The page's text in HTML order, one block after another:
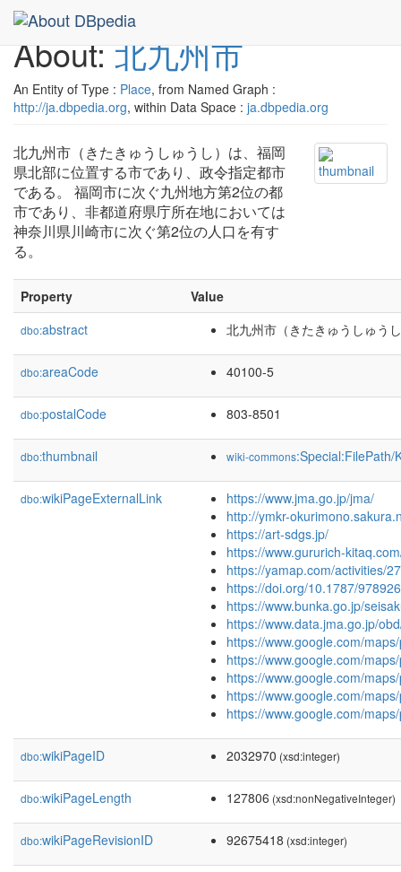
About:北九州市
An Entity of Type : Place, from Named Graph :
http://ja.dbpedia.org, within Data Space : ja.dbpedia.org
北九州市（きたきゅうしゅうし）は、福岡
県北部に位置する市であり、政令指定都市
である。 福岡市に次ぐ九州地方第2位の都
市であり、非都道府県庁所在地においては
神奈川県川崎市に次ぐ第2位の人口を有す
る。
Property Value
dbo:abstract 北九州市（きたきゅうしゅう
dbo:areaCode 40100-5
dbo:postalCode 803-8501
dbo:thumbnail wiki-commons:Special:FilePath/
dbo:wikiPageExternalLink
https://www.jma.go.jp/jma/
http://ymkr-
https://art-sdgs.jp/
https://www.gururich-
https://yamap.com/activities/
https://doi.org/10.1787/
https://www.bunka.go.jp/
https://www.data.jma.go.jp/
https://www.google.com/
https://www.google.com/
https://www.google.com/
https://www.google.com/
https://www.google.com/
dbo:wikiPageID 2032970 (xsd:integer)
dbo:wikiPageLength 127806 (xsd:nonNegativeInteger)
dbo:wikiPageRevisionID 92675418 (xsd:integer)